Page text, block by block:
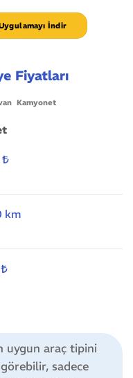
İndir
Fiyatları
Kamyonet
km
uygun araç tipini
görebilir, sadece